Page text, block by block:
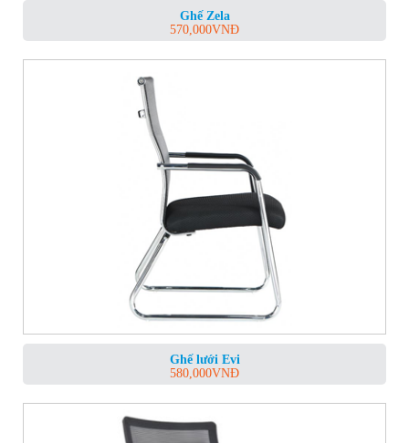
Ghế Zela
570,000VNĐ
Ghế lưới Evi
580,000VNĐ